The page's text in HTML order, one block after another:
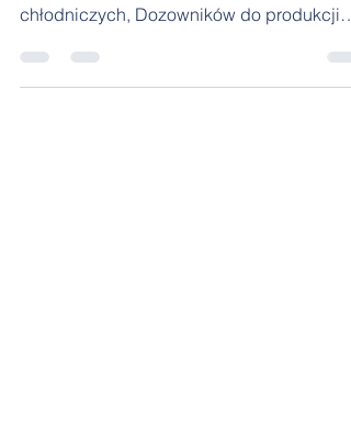
chłodniczych, Dozowników do produkcji